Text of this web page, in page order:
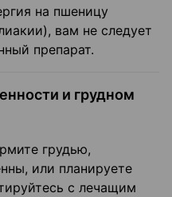
на пшеницу
вам не следует
препарат.
и грудном
грудью,
или планируете
с лечащим